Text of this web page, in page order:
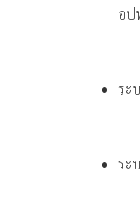
อ
ระ
ระ